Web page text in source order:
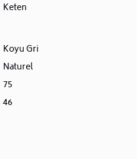
Keten
Koyu Gri
Naturel
75
46